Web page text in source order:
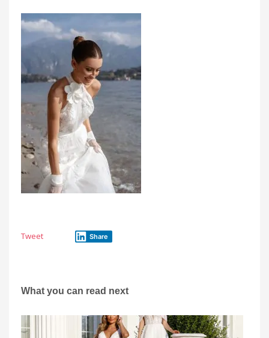
Tweet Share
What you can read next